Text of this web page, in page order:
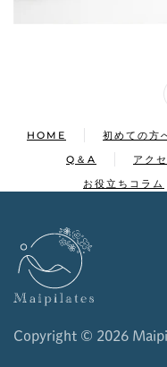
HOME 初めての方
Q＆A
アク
お役立ちコラム
Copyright © 2026